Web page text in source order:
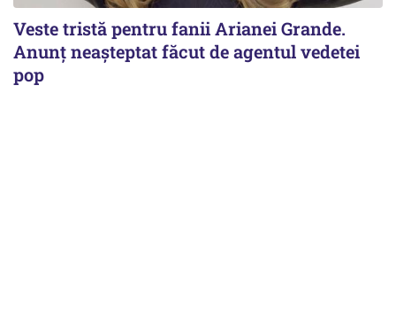
Veste tristă pentru fanii Arianei Grande.
Anunț neașteptat făcut de agentul vedetei
pop